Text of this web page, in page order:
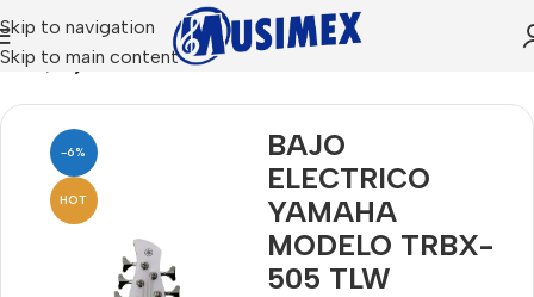
Skip to navigation
Skip to main content
Inicio Bajos
-6%
HOT
BAJO
ELECTRICO
YAMAHA
MODELO TRBX-
505 TLW